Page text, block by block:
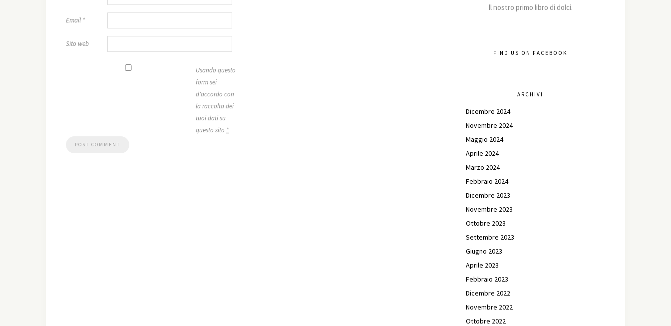
Email *
Sito web
Usando questo
form sei
d'accordo con
la raccolta dei
tuoi dati su
questo sito *
Il nostro primo libro di dolci.
FIND US ON FACEBOOK
ARCHIVI
Dicembre 2024
Novembre 2024
Maggio 2024
Aprile 2024
Marzo 2024
Febbraio 2024
Dicembre 2023
Novembre 2023
Ottobre 2023
Settembre 2023
Giugno 2023
Aprile 2023
Febbraio 2023
Dicembre 2022
Novembre 2022
Ottobre 2022